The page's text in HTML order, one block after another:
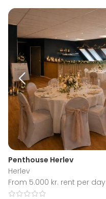
Penthouse Herlev
Herlev
From 5.000 kr. rent per day